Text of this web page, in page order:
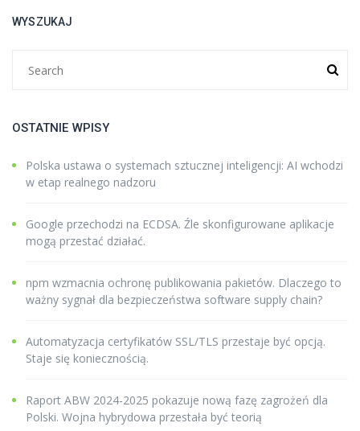
WYSZUKAJ
OSTATNIE WPISY
Polska ustawa o systemach sztucznej inteligencji: AI wchodzi
w etap realnego nadzoru
Google przechodzi na ECDSA. Źle skonfigurowane aplikacje
mogą przestać działać.
npm wzmacnia ochronę publikowania pakietów. Dlaczego to
ważny sygnał dla bezpieczeństwa software supply chain?
Automatyzacja certyfikatów SSL/TLS przestaje być opcją.
Staje się koniecznością.
Raport ABW 2024-2025 pokazuje nową fazę zagrożeń dla
Polski. Wojna hybrydowa przestała być teorią